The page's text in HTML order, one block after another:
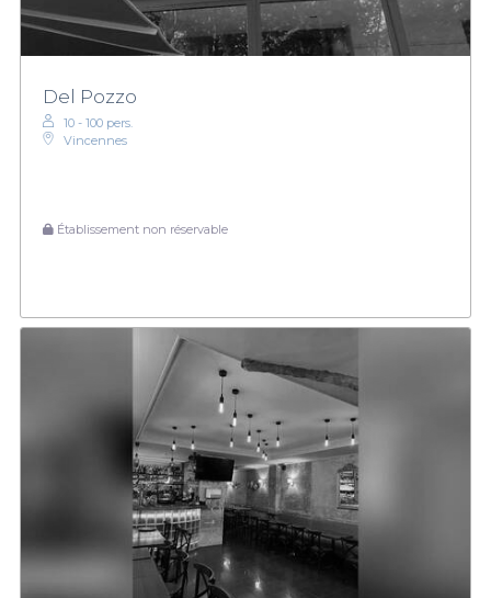
Del Pozzo
10 - 100 pers.
Vincennes
Établissement non réservable